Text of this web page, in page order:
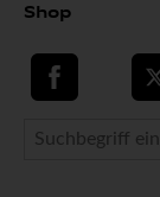
Shop
teilen